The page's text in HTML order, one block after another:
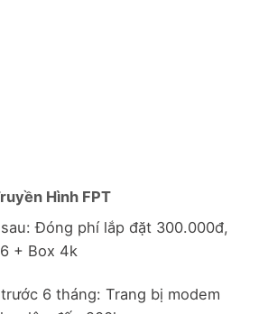
Hình FPT
Đóng phí lắp đặt 300.000đ,
+ Box 4k
6 tháng: Trang bị modem